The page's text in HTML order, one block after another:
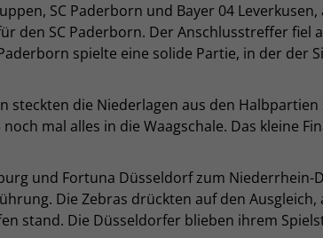
SC Paderborn und Bayer 04
den SC Paderborn. Der Anschlusstreffer fiel
spielte eine solide Partie, in der der
steckten die Niederlagen aus den
mal alles in die Waagschale. Das kleine
und Fortuna Düsseldorf zum Niederrhein-
Die Zebras drückten auf den
stand. Die Düsseldorfer blieben ihrem